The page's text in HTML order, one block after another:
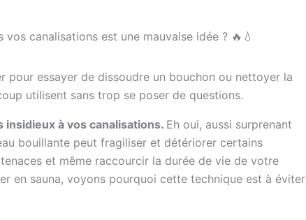
canalisations est une mauvaise idée ? 🔥💧
pour essayer de dissoudre un bouchon ou nettoyer la
utilisent sans trop se poser de questions.
insidieux à vos canalisations. Eh oui, aussi surprenant
bouillante peut fragiliser et détériorer certains
et même raccourcir la durée de vie de votre
en sauna, voyons pourquoi cette technique est à éviter